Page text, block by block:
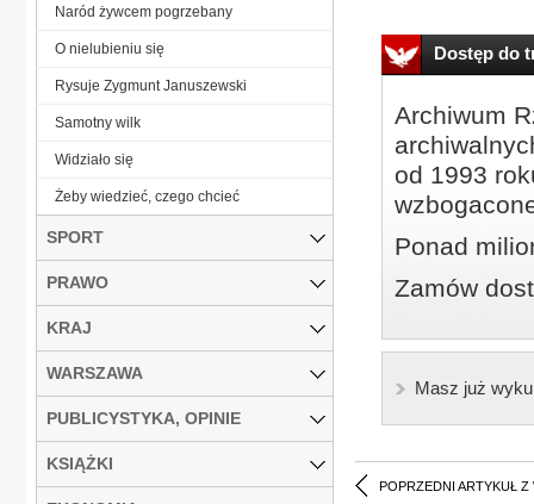
Dostęp do
Archiwum
od 1993
Ponad
Zamów
Masz już
POPRZEDNI ARTYKUŁ Z
Naród żywcem pogrzebany
O nielubieniu się
Rysuje Zygmunt Januszewski
Samotny wilk
Widziało się
Żeby wiedzieć, czego chcieć
SPORT
PRAWO
KRAJ
WARSZAWA
PUBLICYSTYKA, OPINIE
KSIĄŻKI